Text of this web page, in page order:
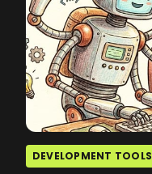
DEVELOPMENT TOOLS